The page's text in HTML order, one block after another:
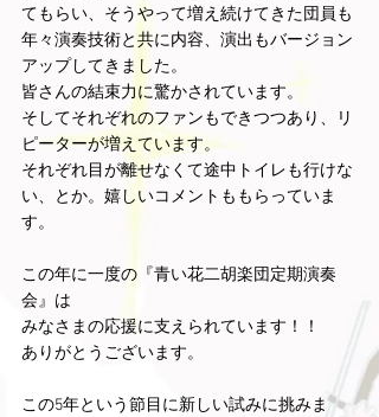
てもらい、そうやって増え続けてきた団員も
年々演奏技術と共に内容、演出もバージョン
アップしてきました。
皆さんの結束力に驚かされています。
そしてそれぞれのファンもできつつあり、リ
ピーターが増えています。
それぞれ目が離せなくて途中トイレも行けな
い、とか。嬉しいコメントももらっていま
す。
この年に一度の『青い花二胡楽団定期演奏
会』は
みなさまの応援に支えられています！！
ありがとうございます。
この5年という節目に新しい試みに挑みま